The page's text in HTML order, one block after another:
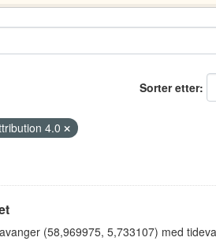
Sorter etter
4.0
(58,969975, 5,733107) med